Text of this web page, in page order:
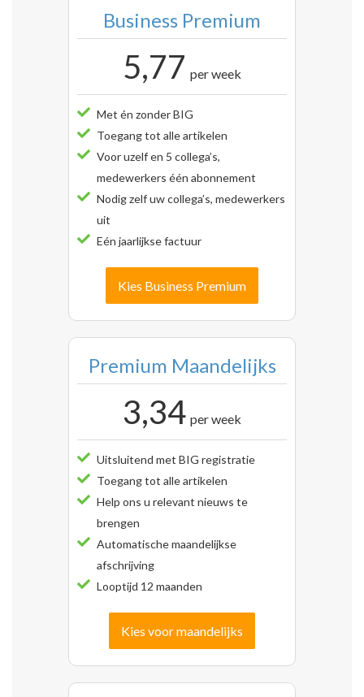
Business Premium
5,77 per week
Met én zonder BIG
Toegang tot alle artikelen
Voor uzelf en 5 collega’s,
medewerkers één abonnement
Nodig zelf uw collega’s, medewerkers
uit
Eén jaarlijkse factuur
Kies Business Premium
Premium Maandelijks
3,34 per week
Uitsluitend met BIG registratie
Toegang tot alle artikelen
Help ons u relevant nieuws te
brengen
Automatische maandelijkse
afschrijving
Looptijd 12 maanden
Kies voor maandelijks